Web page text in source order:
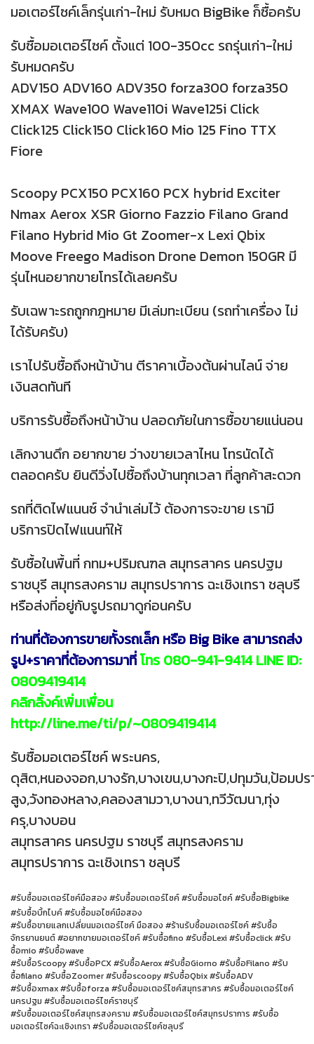
มอเตอร์ไซค์เล็กรุ่นเก่า-ใหม่ รับหมด BigBike ก็ซื้อครับ
รับซื้อมอเตอร์ไซค์ ตั้งแต่ 100-350cc รถรุ่นเก่า-ใหม่
รับหมดครับ
ADV150 ADV160 ADV350 forza300 forza350
XMAX Wave100 Wave110i Wave125i Click
Click125 Click150 Click160 Mio 125 Fino TTX
Fiore
Scoopy PCX150 PCX160 PCX hybrid Exciter
Nmax Aerox XSR Giorno Fazzio Filano Grand
Filano Hybrid Mio Gt Zoomer-x Lexi Qbix
Moove Freego Madison Drone Demon 150GR มี
รุ่นไหนอยากขายโทรได้เลยครับ
รับเฉพาะรถถูกกฎหมาย มีเล่มทะเบียน (รถทำเครื่อง ไม่
ได้รับครับ)
เราไปรับซื้อถึงหน้าบ้าน ตีราคาเบื้องต้นผ่านไลน์ จ่าย
เงินสดทันที
บริการรับซื้อถึงหน้าบ้าน ปลอดภัยในการซื้อขายแน่นอน
เลิกงานดึก อยากขาย ว่างขายเวลาไหน โทรนัดได้
ตลอดครับ ยินดีวิ่งไปซื้อถึงบ้านทุกเวลา ที่ลูกค้าสะดวก
รถที่ติดไฟแนนซ์ จำนำเล่มไว้ ต้องการจะขาย เรามี
บริการปิดไฟแนนท์ให้
รับซื้อในพื้นที่ กทม+ปริมณฑล สมุทรสาคร นครปฐม
ราชบุรี สมุทรสงคราม สมุทรปราการ ฉะเชิงเทรา ชลุบรี
หรือส่งที่อยู่กับรูปรถมาดูก่อนครับ
ท่านที่ต้องการขายทั้งรถเล็ก หรือ Big Bike สามารถส่ง
รูป+ราคาที่ต้องการมาที่โทร 080-941-9414 LINE ID:
0809419414
คลิกลิ้งค์เพิ่มเพื่อน
http://line.me/ti/p/~0809419414
รับซื้อมอเตอร์ไซค์ พระนคร,
ดุสิต,หนองจอก,บางรัก,บางเขน,บางกะปิ,ปทุมวัน,ป้อม
สูง,วังทองหลาง,คลองสามวา,บางนา,ทวีวัฒนา,ทุ่ง
ครุ,บางบอน
สมุทรสาคร นครปฐม ราชบุรี สมุทรสงคราม
สมุทรปราการ ฉะเชิงเทรา ชลุบรี
#รับซื้อมอเตอร์ไซค์มือสอง #รับซื้อมอเตอร์ไซค์ #รับซื้อมอไซค์ #รับซื้อBigbike
#รับซื้อบิ้กไบค์ #รับซื้อมอไซค์มือสอง
#รับซื้อขายแลกเปลี่ยนมอเตอร์ไซค์ มือสอง #ร้านรับซื้อมอเตอร์ไซค์ #รับซื้อ
จักรยานยนต์ #อยากขายมอเตอร์ไซค์ #รับซื้อfino #รับซื้อLexi #รับซื้อclick #รับ
ซื้อmio #รับซื้อwave
#รับซื้อScoopy #รับซื้อPCX #รับซื้อAerox #รับซื้อGiorno #รับซื้อFilano #รับ
ซื้อfilano #รับซื้อZoomer #รับซื้อscoopy #รับซื้อQbix #รับซื้อADV
#รับซื้อxmax #รับซื้อforza #รับซื้อมอเตอร์ไซค์สมุทรสาคร #รับซื้อมอเตอร์ไซค์
นครปฐม #รับซื้อมอเตอร์ไซค์ราชบุรี
#รับซื้อมอเตอร์ไซค์สมุทรสงคราม #รับซื้อมอเตอร์ไซค์สมุทรปราการ #รับซื้อ
มอเตอร์ไซค์ฉะเชิงเทรา #รับซื้อมอเตอร์ไซค์ชลุบรี